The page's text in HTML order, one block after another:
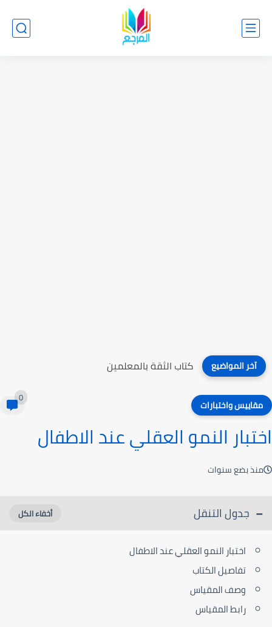
آخر المواضيع كتاب الثقة بالمعلمين
مقاييس واختبارات 0
اختبار النمو العقلي عند الاطفال
منذ بضع سنوات
جدول التنقل
اختبار النمو العقلي عند الاطفال
تفاصيل الكتاب
وصف المقياس
رابط المقياس